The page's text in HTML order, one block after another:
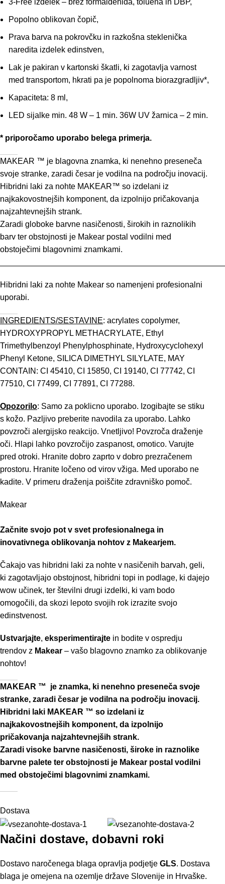
3-Free izdelek – brez formaldehida, toluena in DBP,
Popolno oblikovan čopič,
Prava barva na pokrovčku in razkošna steklenička
naredita izdelek edinstven,
Lak je pakiran v kartonski škatli, ki zagotavlja varnost
med transportom, hkrati pa je popolnoma biorazgradljiv*,
Kapaciteta: 8 ml,
LED sijalke min. 48 W – 1 min. 36W UV žarnica – 2 min.
* priporočamo uporabo belega primerja.
MAKEAR ™ je blagovna znamka, ki nenehno preseneča
svoje stranke, zaradi česar je vodilna na področju inovacij.
Hibridni laki za nohte MAKEAR™ so izdelani iz
najkakovostnejših komponent, da izpolnijo pričakovanja
najzahtevnejših strank.
Zaradi globoke barvne nasičenosti, širokih in raznolikih
barv ter obstojnosti je Makear postal vodilni med
obstoječimi blagovnimi znamkami.
Hibridni laki za nohte Makear so namenjeni profesionalni
uporabi.
INGREDIENTS/SESTAVINE: acrylates copolymer,
HYDROXYPROPYL METHACRYLATE, Ethyl
Trimethylbenzoyl Phenylphosphinate, Hydroxycyclohexyl
Phenyl Ketone, SILICA DIMETHYL SILYLATE, MAY
CONTAIN: CI 45410, CI 15850, CI 19140, CI 77742, CI
77510, CI 77499, CI 77891, CI 77288.
Opozorilo: Samo za poklicno uporabo. Izogibajte se stiku
s kožo. Pazljivo preberite navodila za uporabo. Lahko
povzroči alergijsko reakcijo. Vnetljivo! Povzroča draženje
oči. Hlapi lahko povzročijo zaspanost, omotico. Varujte
pred otroki. Hranite dobro zaprto v dobro prezračenem
prostoru. Hranite ločeno od virov vžiga. Med uporabo ne
kadite. V primeru draženja poiščite zdravniško pomoč.
Makear
Začnite svojo pot v svet profesionalnega in
inovativnega oblikovanja nohtov z Makearjem.
Čakajo vas hibridni laki za nohte v nasičenih barvah, geli,
ki zagotavljajo obstojnost, hibridni topi in podlage, ki dajejo
wow učinek, ter številni drugi izdelki, ki vam bodo
omogočili, da skozi lepoto svojih rok izrazite svojo
edinstvenost.
Ustvarjajte,eksperimentirajte in bodite v ospredju
trendov z Makear – vašo blagovno znamko za oblikovanje
nohtov!
MA KEAR ™ je znamka, ki nenehno preseneča svoje
stranke, zaradi česar je vodilna na področju inovacij.
Hibridni laki MAKEAR ™ so izdelani iz
najkakovostnejših komponent, da izpolnijo
pričakovanja najzahtevnejših strank.
Zaradi visoke barvne nasičenosti, široke in raznolike
barvne palete ter obstojnosti je Makear postal vodilni
med obstoječimi blagovnimi znamkami.
Dostava
Načini dostave, dobavni roki
Dostavo naročenega blaga opravlja podjetjeGLS. Dostava
blaga je omejena na ozemlje države Slovenije in Hrvaške.